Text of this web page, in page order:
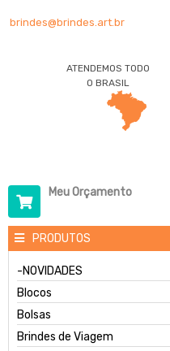
brindes@brindes.art.br
ATENDEMOS TODO
O BRASIL
Meu Orçamento
PRODUTOS
-NOVIDADES
Blocos
Bolsas
Brindes de Viagem